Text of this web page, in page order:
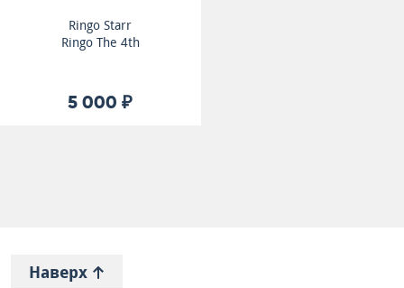
Ringo Starr
Ringo The 4th
5 000 ₽
Наверх